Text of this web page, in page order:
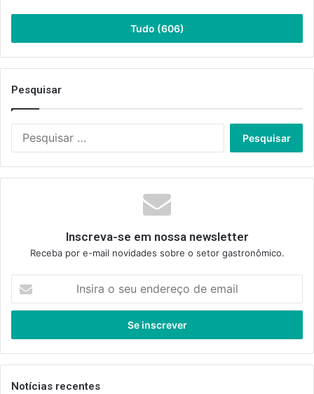
Tudo (606)
Pesquisar
Inscreva-se em nossa newsletter
Receba por e-mail novidades sobre o setor gastronômico.
seu
de
email
Notícias recentes